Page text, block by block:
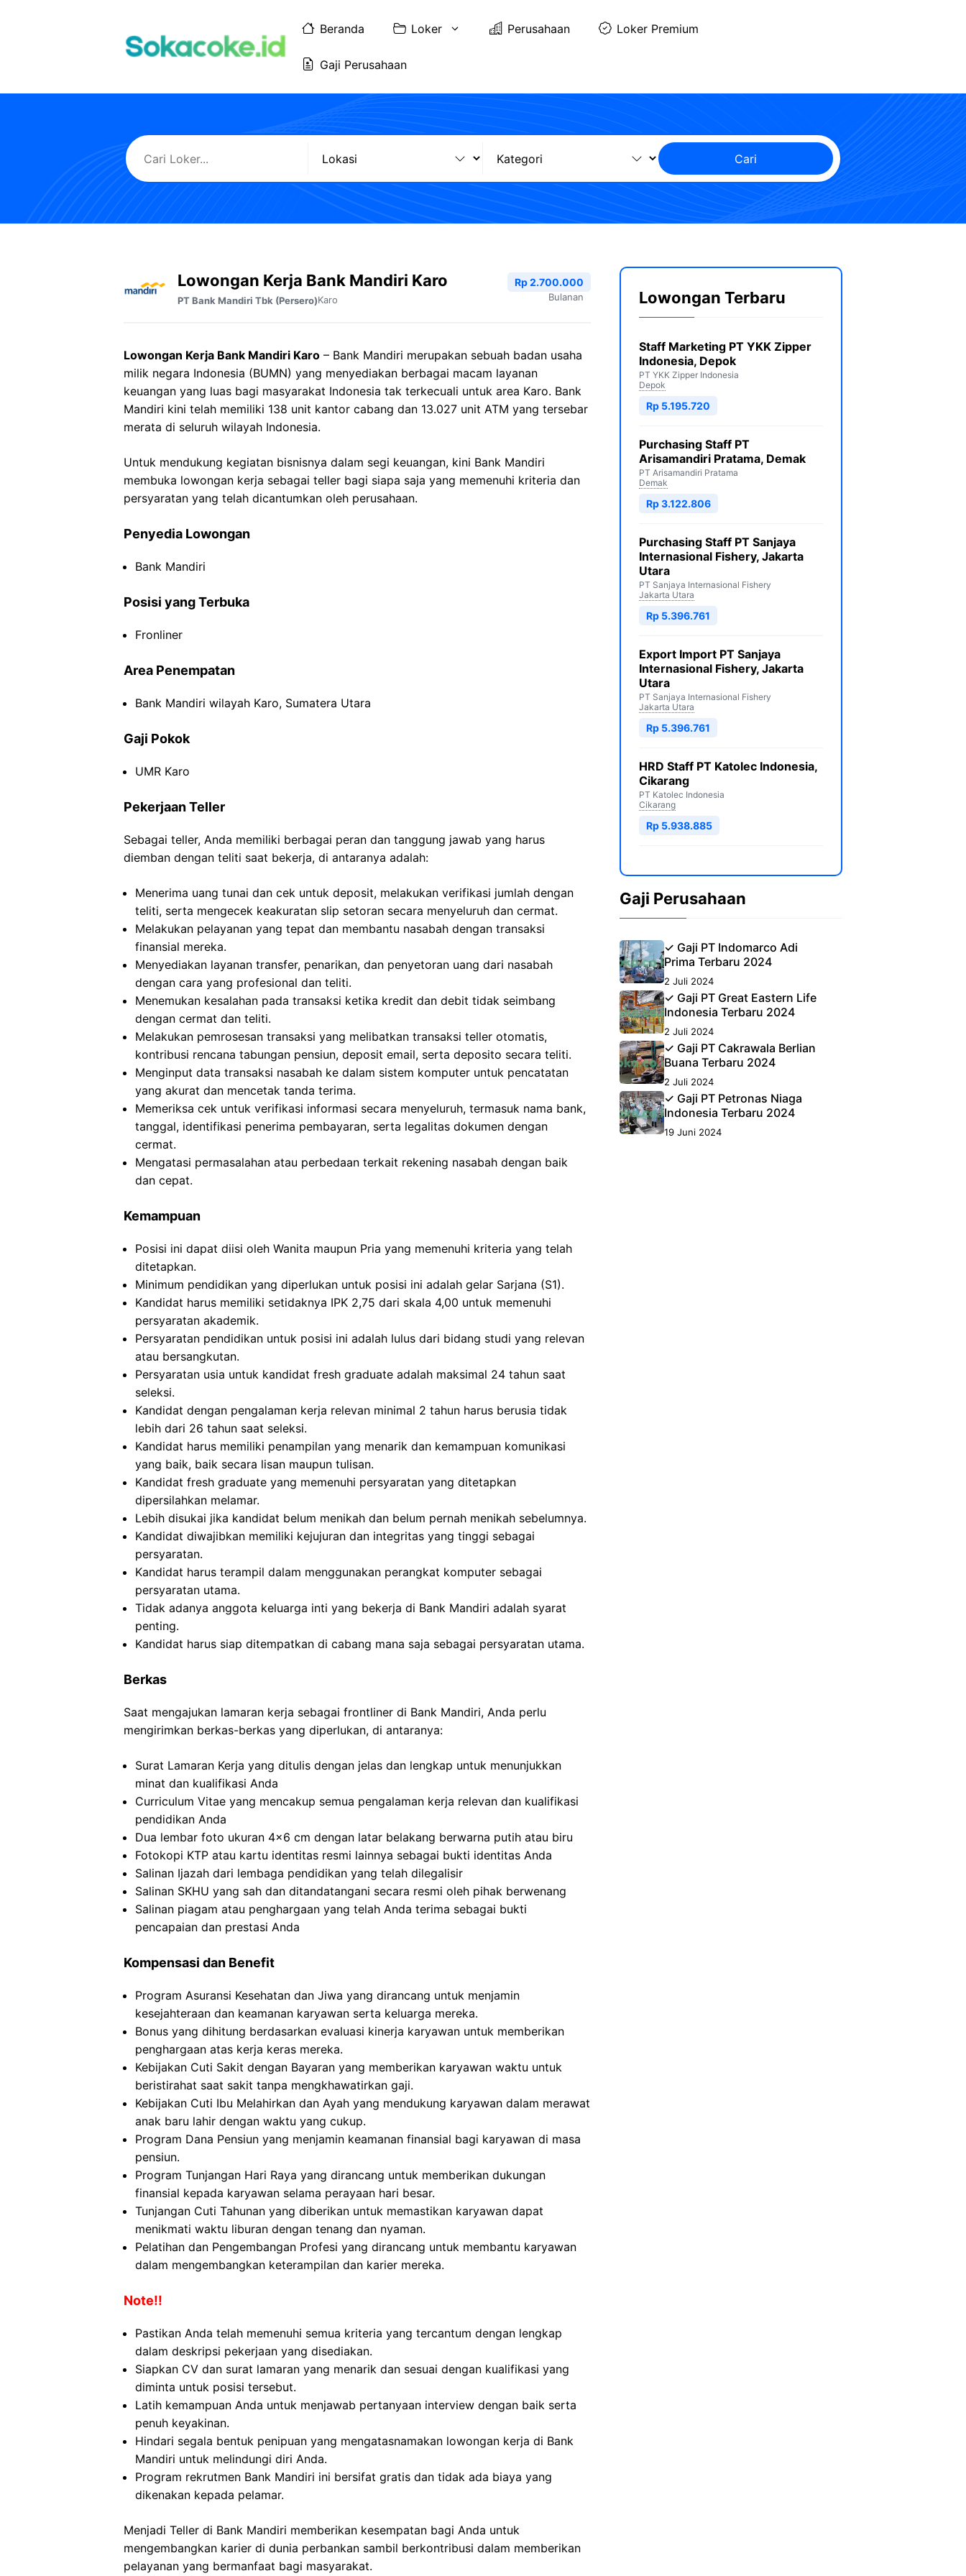
Beranda Loker Perusahaan Loker Premium
Gaji Perusahaan
Cari
Lowongan Kerja Bank Mandiri Karo
PT Bank Mandiri Tbk (Persero)Karo
Rp 2.700.000
Bulanan
Lowongan Kerja Bank Mandiri Karo – Bank Mandiri merupakan sebuah badan usaha
milik negara Indonesia (BUMN) yang menyediakan berbagai macam layanan
keuangan yang luas bagi masyarakat Indonesia tak terkecuali untuk area Karo. Bank
Mandiri kini telah memiliki 138 unit kantor cabang dan 13.027 unit ATM yang tersebar
merata di seluruh wilayah Indonesia.
Untuk mendukung kegiatan bisnisnya dalam segi keuangan, kini Bank Mandiri
membuka lowongan kerja sebagai teller bagi siapa saja yang memenuhi kriteria dan
persyaratan yang telah dicantumkan oleh perusahaan.
Penyedia Lowongan
Bank Mandiri
Posisi yang Terbuka
Fronliner
Area Penempatan
Bank Mandiri wilayah Karo, Sumatera Utara
Gaji Pokok
UMR Karo
Pekerjaan Teller
Sebagai teller, Anda memiliki berbagai peran dan tanggung jawab yang harus
diemban dengan teliti saat bekerja, di antaranya adalah:
Menerima uang tunai dan cek untuk deposit, melakukan verifikasi jumlah dengan
teliti, serta mengecek keakuratan slip setoran secara menyeluruh dan cermat.
Melakukan pelayanan yang tepat dan membantu nasabah dengan transaksi
finansial mereka.
Menyediakan layanan transfer, penarikan, dan penyetoran uang dari nasabah
dengan cara yang profesional dan teliti.
Menemukan kesalahan pada transaksi ketika kredit dan debit tidak seimbang
dengan cermat dan teliti.
Melakukan pemrosesan transaksi yang melibatkan transaksi teller otomatis,
kontribusi rencana tabungan pensiun, deposit email, serta deposito secara teliti.
Menginput data transaksi nasabah ke dalam sistem komputer untuk pencatatan
yang akurat dan mencetak tanda terima.
Memeriksa cek untuk verifikasi informasi secara menyeluruh, termasuk nama bank,
tanggal, identifikasi penerima pembayaran, serta legalitas dokumen dengan
cermat.
Mengatasi permasalahan atau perbedaan terkait rekening nasabah dengan baik
dan cepat.
Kemampuan
Posisi ini dapat diisi oleh Wanita maupun Pria yang memenuhi kriteria yang telah
ditetapkan.
Minimum pendidikan yang diperlukan untuk posisi ini adalah gelar Sarjana (S1).
Kandidat harus memiliki setidaknya IPK 2,75 dari skala 4,00 untuk memenuhi
persyaratan akademik.
Persyaratan pendidikan untuk posisi ini adalah lulus dari bidang studi yang relevan
atau bersangkutan.
Persyaratan usia untuk kandidat fresh graduate adalah maksimal 24 tahun saat
seleksi.
Kandidat dengan pengalaman kerja relevan minimal 2 tahun harus berusia tidak
lebih dari 26 tahun saat seleksi.
Kandidat harus memiliki penampilan yang menarik dan kemampuan komunikasi
yang baik, baik secara lisan maupun tulisan.
Kandidat fresh graduate yang memenuhi persyaratan yang ditetapkan
dipersilahkan melamar.
Lebih disukai jika kandidat belum menikah dan belum pernah menikah sebelumnya.
Kandidat diwajibkan memiliki kejujuran dan integritas yang tinggi sebagai
persyaratan.
Kandidat harus terampil dalam menggunakan perangkat komputer sebagai
persyaratan utama.
Tidak adanya anggota keluarga inti yang bekerja di Bank Mandiri adalah syarat
penting.
Kandidat harus siap ditempatkan di cabang mana saja sebagai persyaratan utama.
Berkas
Saat mengajukan lamaran kerja sebagai frontliner di Bank Mandiri, Anda perlu
mengirimkan berkas-berkas yang diperlukan, di antaranya:
Surat Lamaran Kerja yang ditulis dengan jelas dan lengkap untuk menunjukkan
minat dan kualifikasi Anda
Curriculum Vitae yang mencakup semua pengalaman kerja relevan dan kualifikasi
pendidikan Anda
Dua lembar foto ukuran 4×6 cm dengan latar belakang berwarna putih atau biru
Fotokopi KTP atau kartu identitas resmi lainnya sebagai bukti identitas Anda
Salinan Ijazah dari lembaga pendidikan yang telah dilegalisir
Salinan SKHU yang sah dan ditandatangani secara resmi oleh pihak berwenang
Salinan piagam atau penghargaan yang telah Anda terima sebagai bukti
pencapaian dan prestasi Anda
Kompensasi dan Benefit
Program Asuransi Kesehatan dan Jiwa yang dirancang untuk menjamin
kesejahteraan dan keamanan karyawan serta keluarga mereka.
Bonus yang dihitung berdasarkan evaluasi kinerja karyawan untuk memberikan
penghargaan atas kerja keras mereka.
Kebijakan Cuti Sakit dengan Bayaran yang memberikan karyawan waktu untuk
beristirahat saat sakit tanpa mengkhawatirkan gaji.
Kebijakan Cuti Ibu Melahirkan dan Ayah yang mendukung karyawan dalam merawat
anak baru lahir dengan waktu yang cukup.
Program Dana Pensiun yang menjamin keamanan finansial bagi karyawan di masa
pensiun.
Program Tunjangan Hari Raya yang dirancang untuk memberikan dukungan
finansial kepada karyawan selama perayaan hari besar.
Tunjangan Cuti Tahunan yang diberikan untuk memastikan karyawan dapat
menikmati waktu liburan dengan tenang dan nyaman.
Pelatihan dan Pengembangan Profesi yang dirancang untuk membantu karyawan
dalam mengembangkan keterampilan dan karier mereka.
Note!!
Pastikan Anda telah memenuhi semua kriteria yang tercantum dengan lengkap
dalam deskripsi pekerjaan yang disediakan.
Siapkan CV dan surat lamaran yang menarik dan sesuai dengan kualifikasi yang
diminta untuk posisi tersebut.
Latih kemampuan Anda untuk menjawab pertanyaan interview dengan baik serta
penuh keyakinan.
Hindari segala bentuk penipuan yang mengatasnamakan lowongan kerja di Bank
Mandiri untuk melindungi diri Anda.
Program rekrutmen Bank Mandiri ini bersifat gratis dan tidak ada biaya yang
dikenakan kepada pelamar.
Menjadi Teller di Bank Mandiri memberikan kesempatan bagi Anda untuk
mengembangkan karier di dunia perbankan sambil berkontribusi dalam memberikan
pelayanan yang bermanfaat bagi masyarakat.
Lowongan Terbaru
Staff Marketing PT YKK Zipper
Indonesia, Depok
PT YKK Zipper Indonesia
Depok
Rp 5.195.720
Purchasing Staff PT
Arisamandiri Pratama, Demak
PT Arisamandiri Pratama
Demak
Rp 3.122.806
Purchasing Staff PT Sanjaya
Internasional Fishery, Jakarta
Utara
PT Sanjaya Internasional Fishery
Jakarta Utara
Rp 5.396.761
Export Import PT Sanjaya
Internasional Fishery, Jakarta
Utara
PT Sanjaya Internasional Fishery
Jakarta Utara
Rp 5.396.761
HRD Staff PT Katolec Indonesia,
Cikarang
PT Katolec Indonesia
Cikarang
Rp 5.938.885
Gaji Perusahaan
✓ Gaji PT Indomarco Adi
Prima Terbaru 2024
2 Juli 2024
✓ Gaji PT Great Eastern Life
Indonesia Terbaru 2024
2 Juli 2024
✓ Gaji PT Cakrawala Berlian
Buana Terbaru 2024
2 Juli 2024
✓ Gaji PT Petronas Niaga
Indonesia Terbaru 2024
19 Juni 2024